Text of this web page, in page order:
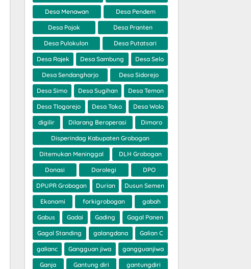
Desa Menawan Desa Pendem
Desa Pojok Desa Pranten
Desa Pulokulon Desa Putatsari
Desa Rajek Desa Sambung Desa Selo
Desa Sendangharjo Desa Sidorejo
Desa Simo Desa Sugihan Desa Temon
Desa Tlogorejo Desa Toko Desa Wolo
digilir Dilarang Beroperasi Dimoro
Disperindag Kabupaten Grobogan
Ditemukan Meninggal DLH Grobogan
Donasi Dorolegi DPO
DPUPR Grobogan Durian Dusun Semen
Ekonomi forkigrobogan gabah
Gabus Gadai Gading Gagal Panen
Gagal Standing galangdana Galian C
galianc Gangguan jiwa gangguanjiwa
Ganja Gantung diri gantungdiri